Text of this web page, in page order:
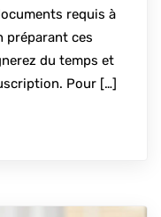
requis à
préparant ces
du temps et
Pour […]